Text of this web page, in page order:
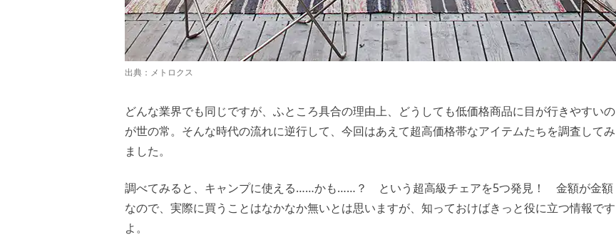
出典： メトロクス
どんな業界でも同じですが、ふところ具合の理由上、どうしても低価格商品に目が行きやすいの
が世の常。そんな時代の流れに逆行して、今回はあえて超高価格帯なアイテムたちを調査してみ
ました。
調べてみると、キャンプに使える……かも……？ という超高級チェアを5つ発見！ 金額が金額
なので、実際に買うことはなかなか無いとは思いますが、知っておけばきっと役に立つ情報です
よ。